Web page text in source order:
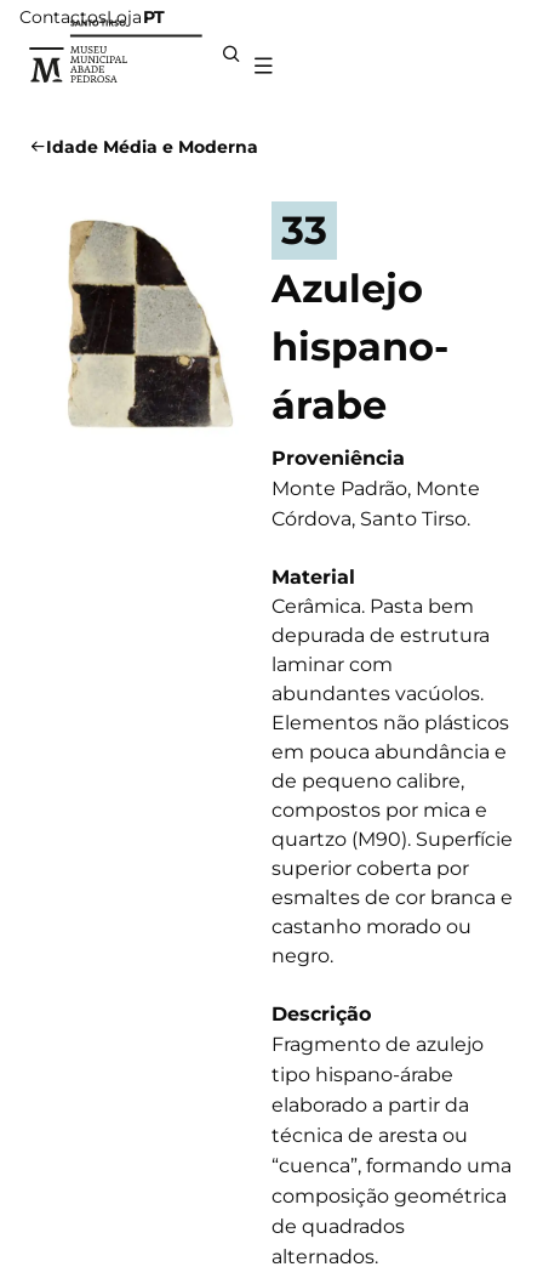
ContactosLojaPT
Idade Média e Moderna
33
Azulejo
hispano-
árabe
Proveniência
Monte Padrão, Monte
Córdova, Santo Tirso.
Material
Cerâmica. Pasta bem
depurada de estrutura
laminar com
abundantes vacúolos.
Elementos não plásticos
em pouca abundância e
de pequeno calibre,
compostos por mica e
quartzo (M90). Superfície
superior coberta por
esmaltes de cor branca e
castanho morado ou
negro.
Descrição
Fragmento de azulejo
tipo hispano-árabe
elaborado a partir da
técnica de aresta ou
“cuenca”, formando uma
composição geométrica
de quadrados
alternados.